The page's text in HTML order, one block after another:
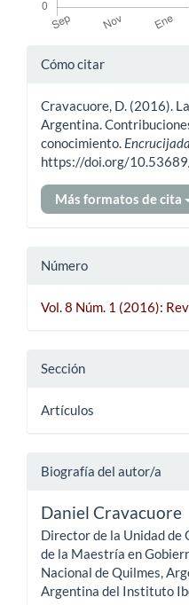
Detalles
artículo
Cómo citar
Cravacuore, D. (2016).
Argentina.
conocimiento.
https://doi.org/
Más formatos de cita
Número
Vol. 8 Núm. 1 (2016):
Sección
Artículos
Biografía del autor/a
Daniel Cravacuore
Director de la Unidad de
de la Maestría en
Nacional de Quilmes,
Argentina del Instituto